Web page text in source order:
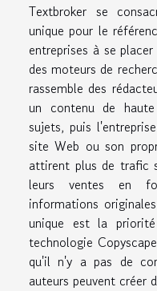
Textbroker se
unique pour le
entreprises à se
des moteurs de
rassemble des
un contenu de
sujets, puis
site Web ou son
attirent plus de trafic
leurs ventes en
informations
unique est la
technologie
qu'il n'y a pas de
auteurs peuvent créer